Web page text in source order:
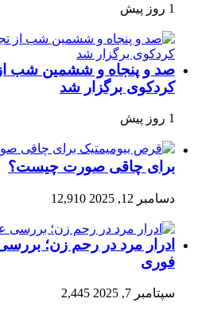
1 روز پیش
صد و پنجاه‌ و ششمین شب
کردکوی برگزار شد
1 روز پیش
برای چاقی صورت چیست؟
دسامبر 12, 2025 12,910
ادرار مرد در رحم زن؛
فوری
سپتامبر 7, 2025 2,445